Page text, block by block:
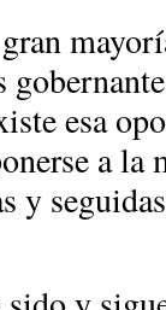
esa
a la
y